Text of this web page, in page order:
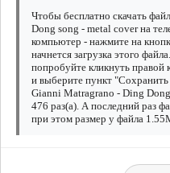
Чтобы бесплатно скачать
Dong song - metal cover на
компьютер - нажмите на
начнется загрузка этого
попробуйте кликнуть
и выберите пункт
Gianni Matragrano - Ding
476 раз(а). А последний раз
при этом размер у файла